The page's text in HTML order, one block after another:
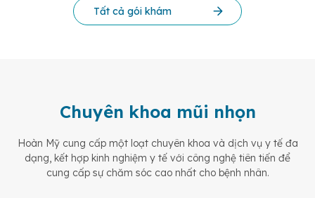
Tất cả gói khám
Chuyên khoa mũi nhọn
Hoàn Mỹ cung cấp một loạt chuyên khoa và dịch vụ y tế đa
dạng, kết hợp kinh nghiệm y tế với công nghệ tiên tiến để
cung cấp sự chăm sóc cao nhất cho bệnh nhân.